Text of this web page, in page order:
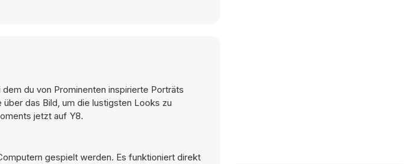
du von Prominenten inspirierte Porträts
das Bild, um die lustigsten Looks zu
jetzt auf Y8.
gespielt werden. Es funktioniert direkt